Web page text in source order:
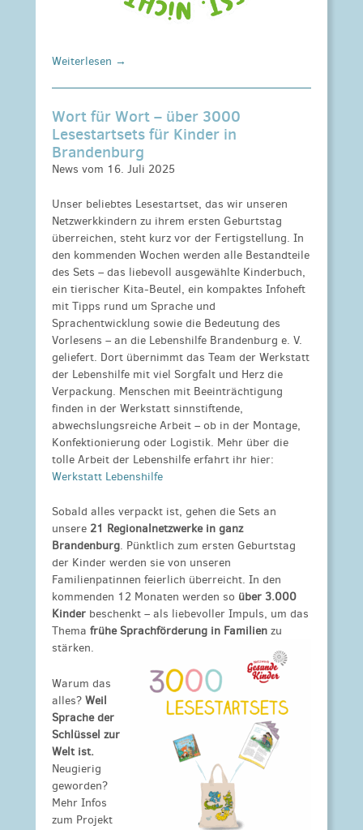
Weiterlesen →
Wort für Wort – über 3000
Lesestartsets für Kinder in
Brandenburg
News vom 16. Juli 2025
Unser beliebtes Lesestartset, das wir unseren
Netzwerkkindern zu ihrem ersten Geburtstag
überreichen, steht kurz vor der Fertigstellung. In
den kommenden Wochen werden alle Bestandteile
des Sets – das liebevoll ausgewählte Kinderbuch,
ein tierischer Kita-Beutel, ein kompaktes Infoheft
mit Tipps rund um Sprache und
Sprachentwicklung sowie die Bedeutung des
Vorlesens – an die Lebenshilfe Brandenburg e. V.
geliefert. Dort übernimmt das Team der Werkstatt
der Lebenshilfe mit viel Sorgfalt und Herz die
Verpackung. Menschen mit Beeinträchtigung
finden in der Werkstatt sinnstiftende,
abwechslungsreiche Arbeit – ob in der Montage,
Konfektionierung oder Logistik. Mehr über die
tolle Arbeit der Lebenshilfe erfahrt ihr hier:
Werkstatt Lebenshilfe
Sobald alles verpackt ist, gehen die Sets an
unsere 21 Regionalnetzwerke in ganz
Brandenburg. Pünktlich zum ersten Geburtstag
der Kinder werden sie von unseren
Familienpatinnen feierlich überreicht. In den
kommenden 12 Monaten werden so über 3.000
Kinder beschenkt – als liebevoller Impuls, um das
Thema frühe Sprachförderung in Familien zu
stärken.
Warum das
alles? Weil
Sprache der
Schlüssel zur
Welt ist.
Neugierig
geworden?
Mehr Infos
zum Projekt